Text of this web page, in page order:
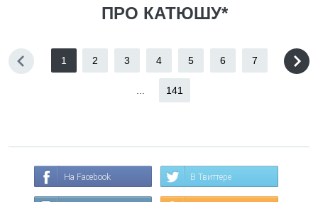
ПРО КАТЮШУ*
1 2 3 4 5 6 7
141
На Facebook В Твиттере